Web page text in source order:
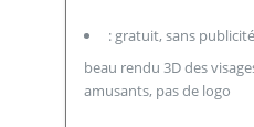
: gratuit, sans
beau rendu 3D des
amusants, pas de logo